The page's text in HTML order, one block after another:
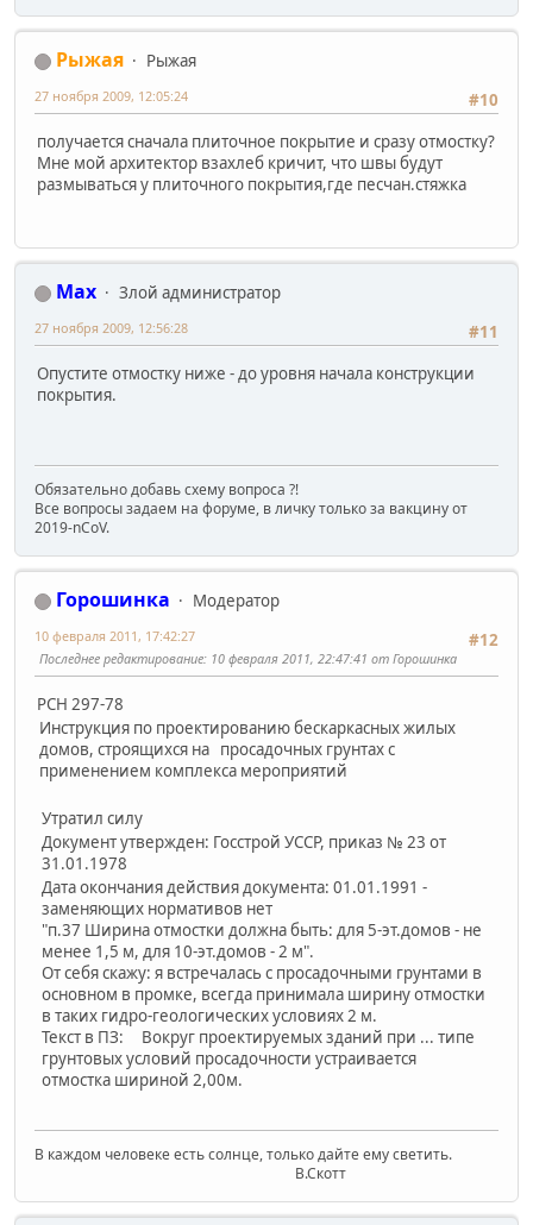
Рыжая
Рыжая
#10
27 ноября 2009, 12:05:24
получается сначала плиточное покрытие и сразу отмостку?
Мне мой архитектор взахлеб кричит, что швы будут
размываться у плиточного покрытия,где песчан.стяжка
Max
Злой администратор
#11
27 ноября 2009, 12:56:28
Опустите отмостку ниже - до уровня начала конструкции
покрытия.
Обязательно добавь схему вопроса ?!
Все вопросы задаем на форуме, в личку только за вакцину от
2019-nCoV.
Горошинка
Модератор
#12
10 февраля 2011, 17:42:27
Последнее редактирование: 10 февраля 2011, 22:47:41 от Горошинка
РСН 297-78
Инструкция по проектированию бескаркасных жилых
домов, строящихся на просадочных грунтах с
применением комплекса мероприятий
Утратил силу
Документ утвержден: Госстрой УССР, приказ № 23 от
31.01.1978
Дата окончания действия документа: 01.01.1991 -
заменяющих нормативов нет
"п.37 Ширина отмостки должна быть: для 5-эт.домов - не
менее 1,5 м, для 10-эт.домов - 2 м".
От себя скажу: я встречалась с просадочными грунтами в
основном в промке, всегда принимала ширину отмостки
в таких гидро-геологических условиях 2 м.
Текст в ПЗ: Вокруг проектируемых зданий при ... типе
грунтовых условий просадочности устраивается
отмостка шириной 2,00м.
В каждом человеке есть солнце, только дайте ему светить.
В.Скотт